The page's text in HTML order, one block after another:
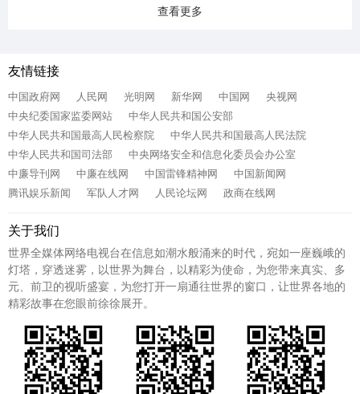
查看更多
友情链接
中国政府网 人民网 光明网 新华网 中国网
央视网
中央纪委国家监委网站
中华人民共和国公安部
中华人民共和国最高人民检察院
中华人民共和国最高人民法院
中华人民共和国司法部
中央网络安全和信息化委员会办公室
中廉导刊网
中廉在线网 中国雷锋精神网
中国新闻网
腾讯娱乐新闻
军队人才网 人民论坛网 政商在线网
关于我们
世界全媒体网络电视台在信息如潮水般涌来的时代，宛如一座巍峨的
灯塔，穿透迷雾，以世界为舞台，以精彩为使命，为您带来真实、多
元、前卫的视听盛宴，为您打开一扇通往世界的窗口，让世界各地的
精彩故事在您眼前徐徐展开。